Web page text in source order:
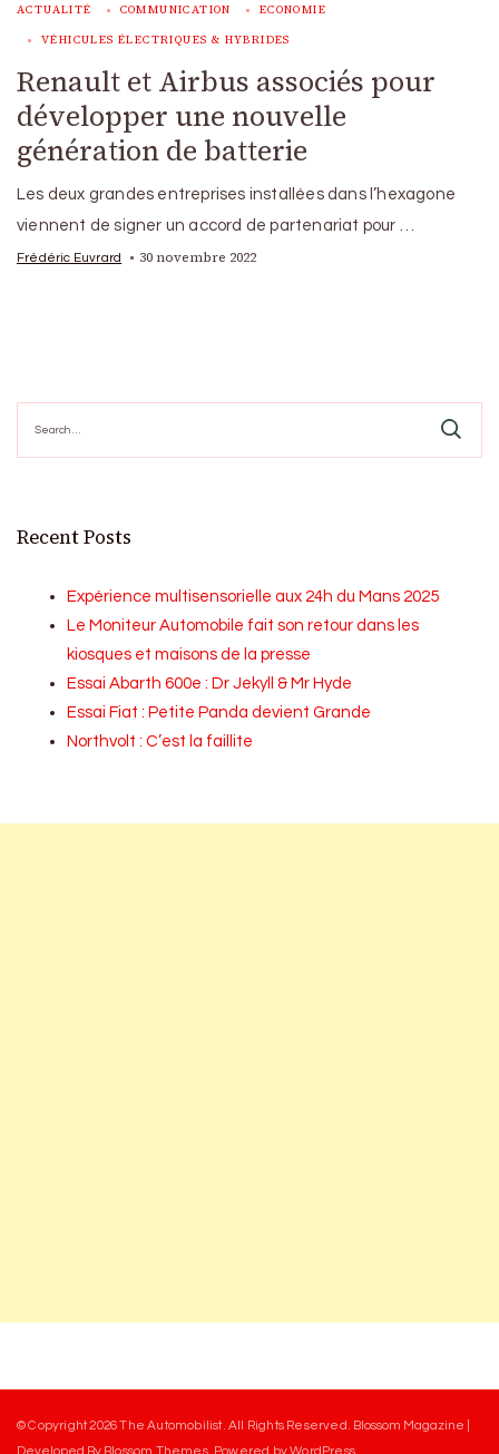
ACTUALITÉ COMMUNICATION ECONOMIE
VÉHICULES ÉLECTRIQUES & HYBRIDES
Renault et Airbus associés pour
développer une nouvelle
génération de batterie
Les deux grandes entreprises installées dans l’hexagone
viennent de signer un accord de partenariat pour …
Frédéric Euvrard 30 novembre 2022
for:
Recent Posts
Expérience multisensorielle aux 24h du Mans 2025
Le Moniteur Automobile fait son retour dans les
kiosques et maisons de la presse
Essai Abarth 600e : Dr Jekyll & Mr Hyde
Essai Fiat : Petite Panda devient Grande
Northvolt : C’est la faillite
© Copyright 2026The Automobilist. All Rights Reserved. Blossom Magazine |
Developed By Blossom Themes. Powered byWordPress